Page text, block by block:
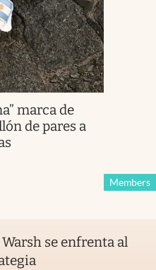
marca de
de pares a
Members
Warsh se enfrenta al